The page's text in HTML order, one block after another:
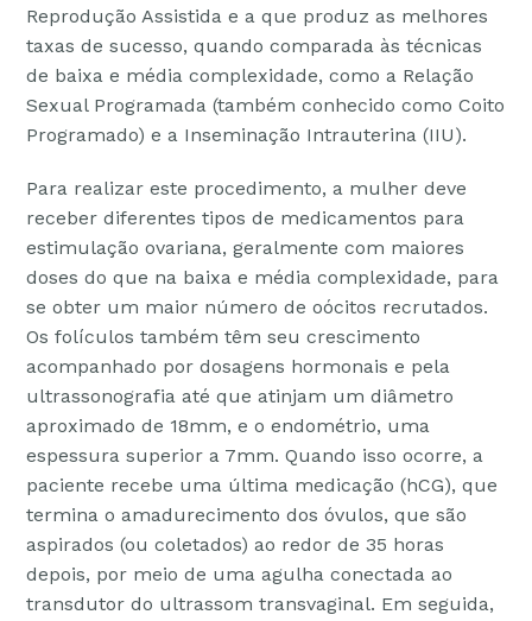
Reprodução Assistida e a que produz as melhores
taxas de sucesso, quando comparada às técnicas
de baixa e média complexidade, como a Relação
Sexual Programada (também conhecido como Coito
Programado) e a Inseminação Intrauterina (IIU).
Para realizar este procedimento, a mulher deve
receber diferentes tipos de medicamentos para
estimulação ovariana, geralmente com maiores
doses do que na baixa e média complexidade, para
se obter um maior número de oócitos recrutados.
Os folículos também têm seu crescimento
acompanhado por dosagens hormonais e pela
ultrassonografia até que atinjam um diâmetro
aproximado de 18mm, e o endométrio, uma
espessura superior a 7mm. Quando isso ocorre, a
paciente recebe uma última medicação (hCG), que
termina o amadurecimento dos óvulos, que são
aspirados (ou coletados) ao redor de 35 horas
depois, por meio de uma agulha conectada ao
transdutor do ultrassom transvaginal. Em seguida,